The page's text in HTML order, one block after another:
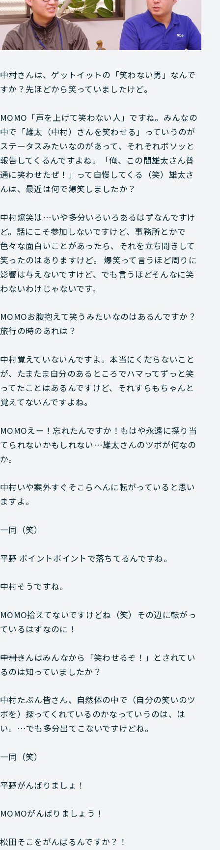
―――中村さんは、ゲットイットの「笑わない男」なんで
すか？先ほどから笑っていましたけど。
MOMO 「声を上げて笑わない人」ですね。みんなの
中で「雄太（中村）さんを笑わせる」っていうのが
ステータスみたいなのがあって、それぞれボソッと
報告してくるんですよね。「俺、この間雄太さん普
通に笑わせたぜ！」って自慢してくる（笑）雄太さ
んは、最近は何で爆笑しましたか？
中村爆笑は…いや多分いろいろあるはずなんですけ
ど。話にこそ参加しないですけど、事務所とかで
色々な面白いことがあったら、それを立ち聞きして
笑ったのはありますけど。 爆笑って言うほど周りに
影響は与えないですけど、でも言うほどそんなに笑
わないわけじゃないです。
MOMOお腹抱えて笑うみたいなのはあるんですか？
旅行の時のあれは？
中村覚えていないんですよ。本当にくだらないこと
が、たまたま自分のあるところでハマってずっと笑
ってたことはあるんですけど、それすらもちゃんと
覚えてないんですよね。
MOMOえー！忘れたんですか！もはや永遠に探り当
てられないかもしれない…雄太さんのツボが何なの
か。
中村いや案外すぐそこらへんに転がっていると思い
ますよ。
一同 （笑）
平野 ポイントポイントで落ちてるんですね。
中村そうですね。
MOMO拾えてないですけどね（笑）その辺に転がっ
ているはずなのに！
―――中村さんはみんなから「笑わせるぞ！」とされてい
るのは知っていましたか？
中村たぶん皆さん、自然体の中で（自分の笑いのツ
ボを）探ってくれているのかなっていうのは、は
い。…でも多分出てこないですけどね。
一同 （笑）
平野がんばりましょ！
MOMOがんばりましょう！
松田そこをがんばるんですか？！